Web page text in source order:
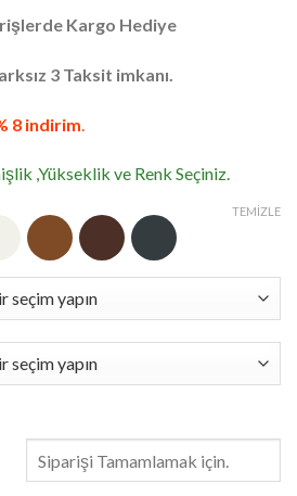
Kargo Hediye
3 Taksit imkanı.
8 indirim
,Yükseklik ve Renk Seçiniz.
TEMIZLE